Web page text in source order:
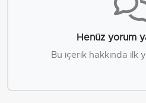
Henüz yorum
Bu içerik hakkında ilk